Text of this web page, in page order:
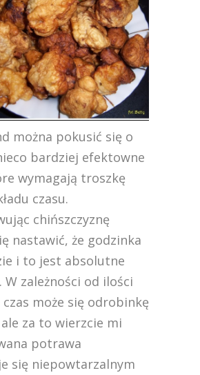
można pokusić się o
bardziej efektowne
wymagają troszkę
czasu.
chińszczyznę
nastawić, że godzinka
i to jest absolutne
zależności od ilości
może się odrobinkę
ale za to wierzcie mi
potrawa
się niepowtarzalnym